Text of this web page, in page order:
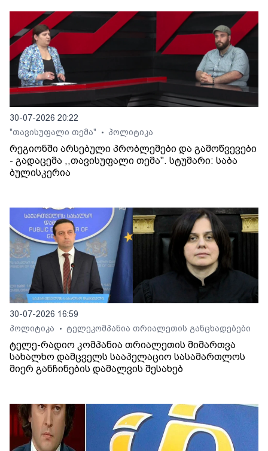
30-07-2026 20:22
"თავისუფალი თემა"
• პოლიტიკა
რეგიონში არსებული პრობლემები და გამოწვევები
- გადაცემა ,,თავისუფალი თემა". სტუმარი: საბა
ბულისკერია
30-07-2026 16:59
პოლიტიკა
• ტელეკომპანია თრიალეთის განცხადებები
ტელე-რადიო კომპანია თრიალეთის მიმართვა
სახალხო დამცველს სააპელაციო სასამართლოს
მიერ განჩინების დამალვის შესახებ